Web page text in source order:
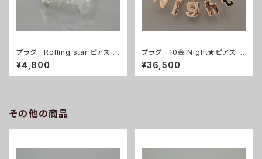
プラグ Rolling star ピアス (1
個)
¥4,800
プラグ 10金 Night★ピアス P
P-0319-10K (1個)
¥36,500
その他の商品